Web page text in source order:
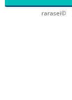
rarasei©